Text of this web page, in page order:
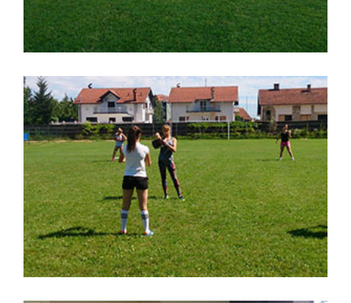
Softbol kadetska reprezentacija
Srbije
savez
,
Royal Spa